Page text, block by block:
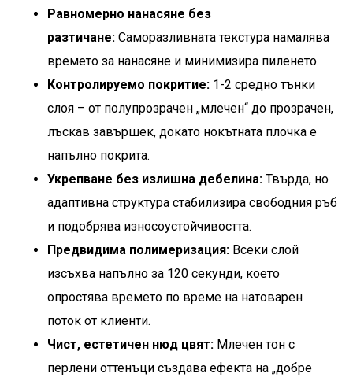
Равномерно нанасяне без
разтичане: Саморазливната текстура намалява
времето за нанасяне и минимизира пиленето.
Контролируемо покритие: 1-2 средно тънки
слоя – от полупрозрачен „млечен“ до прозрачен,
лъскав завършек, докато нокътната плочка е
напълно покрита.
Укрепване без излишна дебелина: Твърда, но
адаптивна структура стабилизира свободния ръб
и подобрява износоустойчивостта.
Предвидима полимеризация: Всеки слой
изсъхва напълно за 120 секунди, което
опростява времето по време на натоварен
поток от клиенти.
Чист, естетичен нюд цвят: Млечен тон с
перлени оттенъци създава ефекта на „добре